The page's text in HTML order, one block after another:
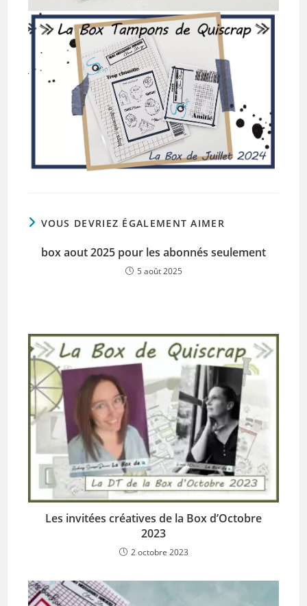
VOUS DEVRIEZ ÉGALEMENT AIMER
box aout 2025 pour les abonnés seulement
5 août 2025
Les invitées créatives de la Box d’Octobre
2023
2 octobre 2023